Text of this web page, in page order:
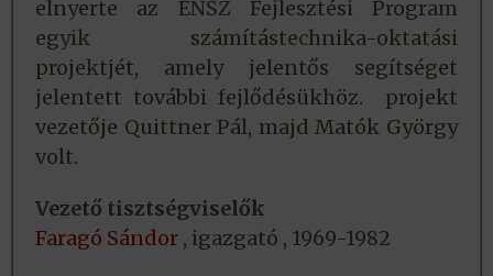
elnyerte az ENSZ Fejlesztési Program
egyik számítástechnika-oktatási
projektjét, amely jelentős segítséget
jelentett további fejlődésükhöz. projekt
vezetője Quittner Pál, majd Matók György
volt.
Vezető tisztségviselők
Faragó Sándor , igazgató , 1969-1982